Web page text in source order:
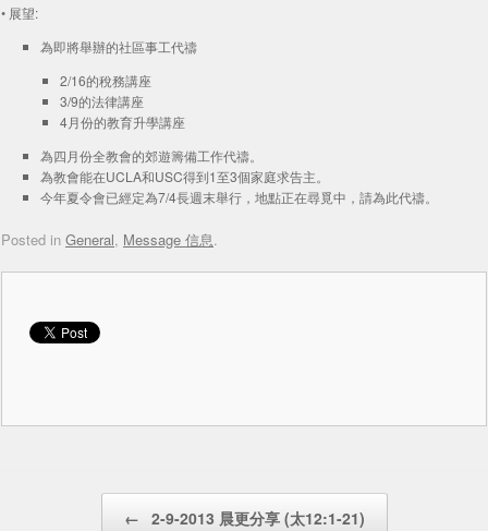
• 展望:
為即將舉辦的社區事工代禱
2/16的稅務講座
3/9的法律講座
4月份的教育升學講座
為四月份全教會的郊遊籌備工作代禱。
為教會能在UCLA和USC得到1至3個家庭求告主。
今年夏令會已經定為7/4長週末舉行，地點正在尋覓中，請為此代禱。
Posted in General, Message 信息.
← 2-9-2013 晨更分享 (太12:1-21)